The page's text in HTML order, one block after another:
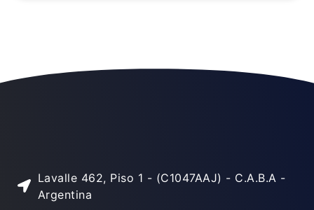
Lavalle 462, Piso 1 - (C1047AAJ) - C.A.B.A -
Argentina